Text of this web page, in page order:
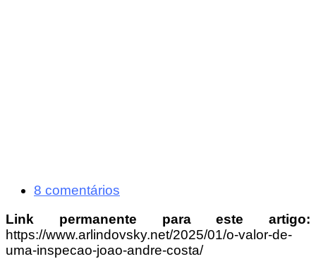
8 comentários
Link permanente para este artigo:
https://www.arlindovsky.net/2025/01/o-valor-de-
uma-inspecao-joao-andre-costa/